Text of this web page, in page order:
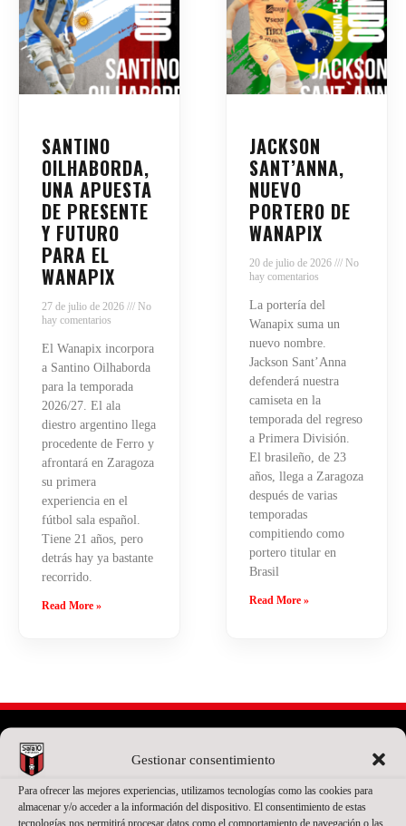
Gestionar consentimiento
Para ofrecer las mejores experiencias, utilizamos tecnologías como las cookies para
almacenar y/o acceder a la información del dispositivo. El consentimiento de estas
tecnologías nos permitirá procesar datos como el comportamiento de navegación o las
SANTINO
OILHABORDA,
UNA APUESTA
DE PRESENTE
Y FUTURO
PARA EL
WANAPIX
27 de julio de 2026
No
hay comentarios
El Wanapix incorpora
a Santino Oilhaborda
para la temporada
2026/27. El ala
diestro argentino llega
procedente de Ferro y
afrontará en Zaragoza
su primera
experiencia en el
fútbol sala español.
Tiene 21 años, pero
detrás hay ya bastante
recorrido.
Read More »
JACKSON
SANT’ANNA,
NUEVO
PORTERO DE
WANAPIX
20 de julio de 2026
No
hay comentarios
La portería del
Wanapix suma un
nuevo nombre.
Jackson Sant’Anna
defenderá nuestra
camiseta en la
temporada del regreso
a Primera División.
El brasileño, de 23
años, llega a Zaragoza
después de varias
temporadas
compitiendo como
portero titular en
Brasil
Read More »
PATROCINADOR PRINCIPAL